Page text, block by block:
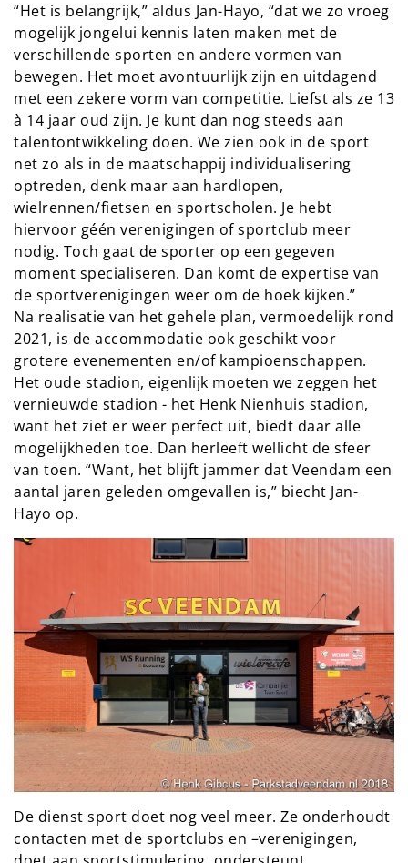
“Het is belangrijk,” aldus Jan-Hayo, “dat we zo vroeg
mogelijk jongelui kennis laten maken met de
verschillende sporten en andere vormen van
bewegen. Het moet avontuurlijk zijn en uitdagend
met een zekere vorm van competitie. Liefst als ze 13
à 14 jaar oud zijn. Je kunt dan nog steeds aan
talentontwikkeling doen. We zien ook in de sport
net zo als in de maatschappij individualisering
optreden, denk maar aan hardlopen,
wielrennen/fietsen en sportscholen. Je hebt
hiervoor géén verenigingen of sportclub meer
nodig. Toch gaat de sporter op een gegeven
moment specialiseren. Dan komt de expertise van
de sportverenigingen weer om de hoek kijken.”
Na realisatie van het gehele plan, vermoedelijk rond
2021, is de accommodatie ook geschikt voor
grotere evenementen en/of kampioenschappen.
Het oude stadion, eigenlijk moeten we zeggen het
vernieuwde stadion - het Henk Nienhuis stadion,
want het ziet er weer perfect uit, biedt daar alle
mogelijkheden toe. Dan herleeft wellicht de sfeer
van toen. “Want, het blijft jammer dat Veendam een
aantal jaren geleden omgevallen is,” biecht Jan-
Hayo op.
De dienst sport doet nog veel meer. Ze onderhoudt
contacten met de sportclubs en –verenigingen,